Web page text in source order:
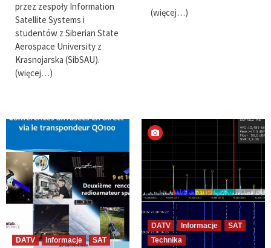
przez zespoły Information
Satellite Systems i
studentów z Siberian State
Aerospace University z
Krasnojarska (SibSAU).
(więcej…)
(więcej…)
DATV Informacje SAT
DATV Informacje
SAT
Technika